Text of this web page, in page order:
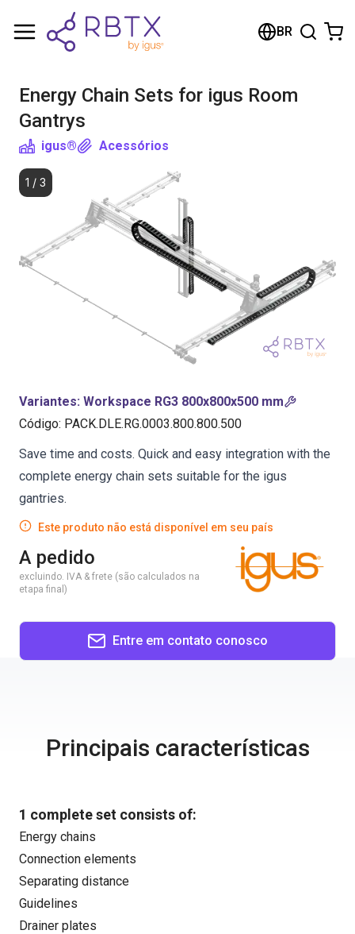
BR
Energy Chain Sets for igus Room
Gantrys
igus® Acessórios
1 / 3
Variantes: Workspace RG3 800x800x500 mm
Código: PACK.DLE.RG.0003.800.800.500
Save time and costs. Quick and easy integration with the
complete energy chain sets suitable for the igus
gantries.
Este produto não está disponível em seu país
A pedido
excluindo. IVA & frete (são calculados na
etapa final)
Entre em contato conosco
Principais características
1 complete set consists of:
Energy chains
Connection elements
Separating distance
Guidelines
Drainer plates
Carrinho de compras
Navegue pela loja